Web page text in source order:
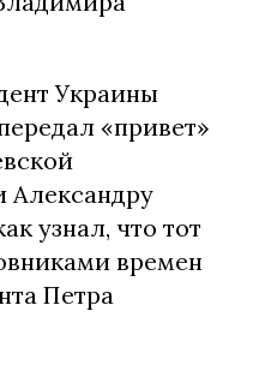
Украины
«привет»
Александру
узнал, что тот
времен
Петра